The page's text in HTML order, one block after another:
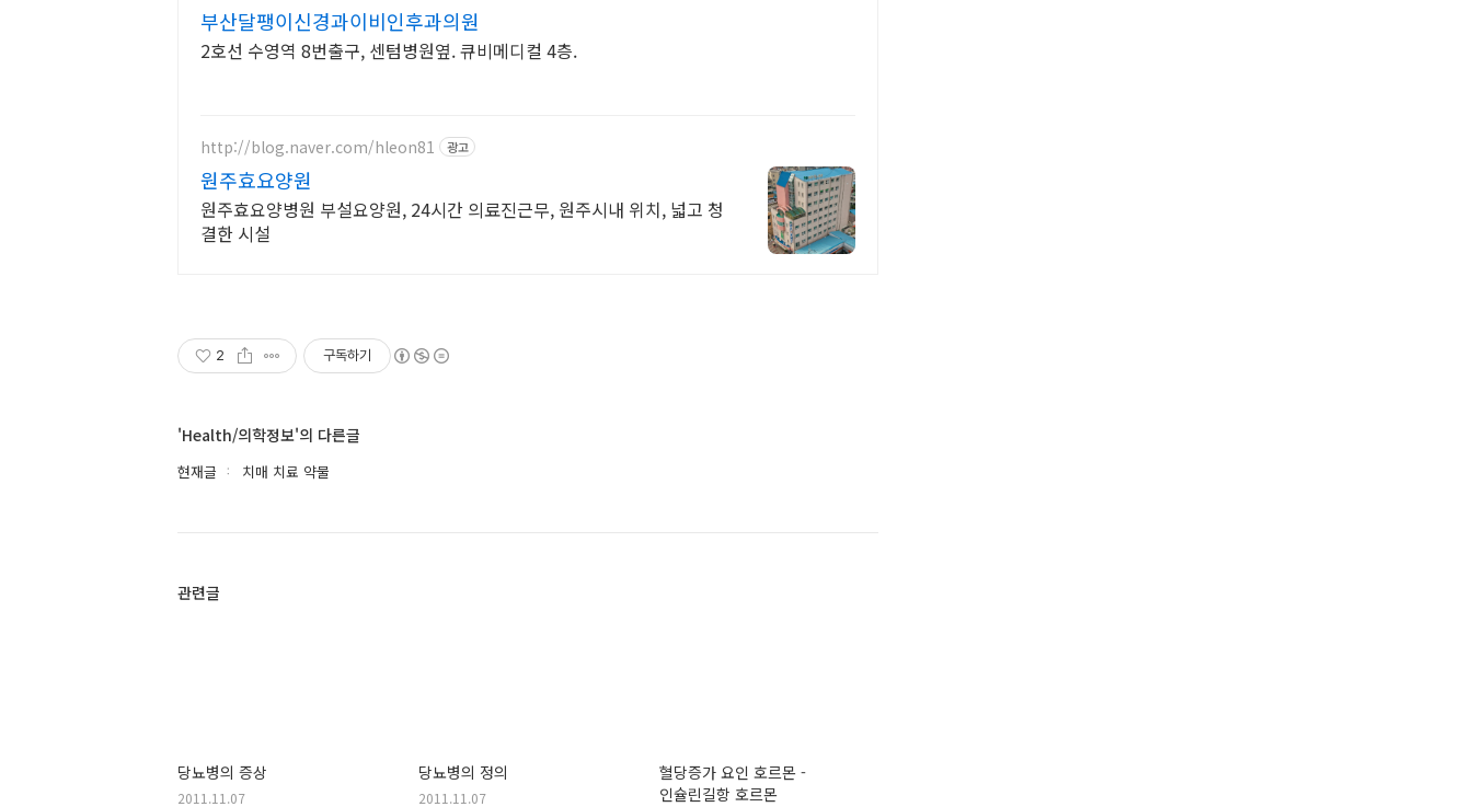
부산달팽이신경과이비인후과의원
2호선 수영역 8번출구, 센텀병원옆. 큐비메디컬 4층.
http://blog.naver.com/hleon81 광고
원주효요양원
원주효요양병원 부설요양원, 24시간 의료진근무, 원주시내 위치, 넓고 청
결한 시설
2 구독하기
'Health/의학정보'의 다른글
현재글 치매 치료 약물
관련글
당뇨병의 증상
2011.11.07
당뇨병의 정의
2011.11.07
혈당증가 요인 호르몬 -
인슐린길항 호르몬